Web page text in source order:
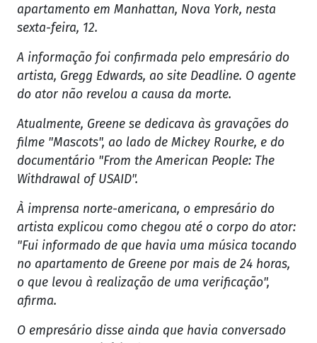
apartamento em Manhattan, Nova York, nesta
sexta-feira, 12.
A informação foi confirmada pelo empresário do
artista, Gregg Edwards, ao site Deadline. O agente
do ator não revelou a causa da morte.
Atualmente, Greene se dedicava às gravações do
filme "Mascots", ao lado de Mickey Rourke, e do
documentário "From the American People: The
Withdrawal of USAID".
À imprensa norte-americana, o empresário do
artista explicou como chegou até o corpo do ator:
"Fui informado de que havia uma música tocando
no apartamento de Greene por mais de 24 horas,
o que levou à realização de uma verificação",
afirma.
O empresário disse ainda que havia conversado